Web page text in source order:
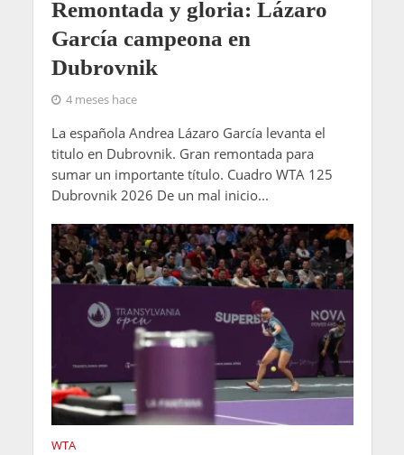
Remontada y gloria: Lázaro
García campeona en
Dubrovnik
4 meses hace
La española Andrea Lázaro García levanta el
titulo en Dubrovnik. Gran remontada para
sumar un importante título. Cuadro WTA 125
Dubrovnik 2026 De un mal inicio...
WTA